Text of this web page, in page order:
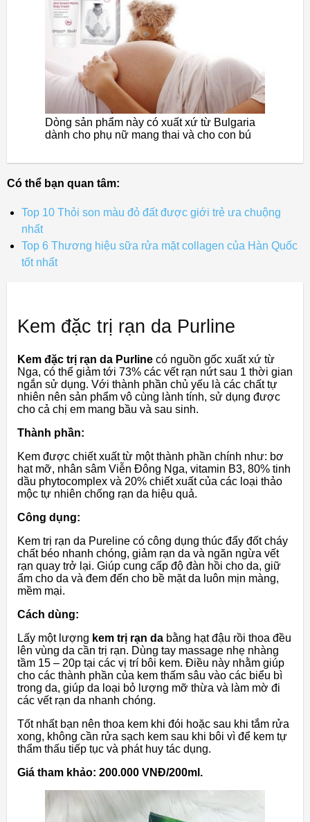
Dòng sản phẩm này có xuất xứ từ Bulgaria
dành cho phụ nữ mang thai và cho con bú
Có thể bạn quan tâm:
Top 10 Thỏi son màu đỏ đất được giới trẻ ưa chuộng
nhất
Top 6 Thương hiệu sữa rửa mặt collagen của Hàn Quốc
tốt nhất
Kem đặc trị rạn da Purline
Kem đặc trị rạn da Purline có nguồn gốc xuất xứ từ
Nga, có thể giảm tới 73% các vết rạn nứt sau 1 thời gian
ngắn sử dụng. Với thành phần chủ yếu là các chất tự
nhiên nên sản phẩm vô cùng lành tính, sử dụng được
cho cả chị em mang bầu và sau sinh.
Thành phần:
Kem được chiết xuất từ một thành phần chính như: bơ
hạt mỡ, nhân sâm Viễn Đông Nga, vitamin B3, 80% tinh
dầu phytocomplex và 20% chiết xuất của các loại thảo
mộc tự nhiên chống rạn da hiệu quả.
Công dụng:
Kem trị rạn da Pureline có công dụng thúc đẩy đốt cháy
chất béo nhanh chóng, giảm rạn da và ngăn ngừa vết
rạn quay trở lại. Giúp cung cấp độ đàn hồi cho da, giữ
ẩm cho da và đem đến cho bề mặt da luôn mịn màng,
mềm mại.
Cách dùng:
Lấy một lượng kem trị rạn da bằng hạt đậu rồi thoa đều
lên vùng da cần trị rạn. Dùng tay massage nhẹ nhàng
tầm 15 – 20p tại các vị trí bôi kem. Điều này nhằm giúp
cho các thành phần của kem thấm sâu vào các biểu bì
trong da, giúp da loại bỏ lượng mỡ thừa và làm mờ đi
các vết rạn da nhanh chóng.
Tốt nhất bạn nên thoa kem khi đói hoặc sau khi tắm rửa
xong, không cần rửa sạch kem sau khi bôi vì để kem tự
thẩm thấu tiếp tục và phát huy tác dụng.
Giá tham khảo: 200.000 VNĐ/200ml.